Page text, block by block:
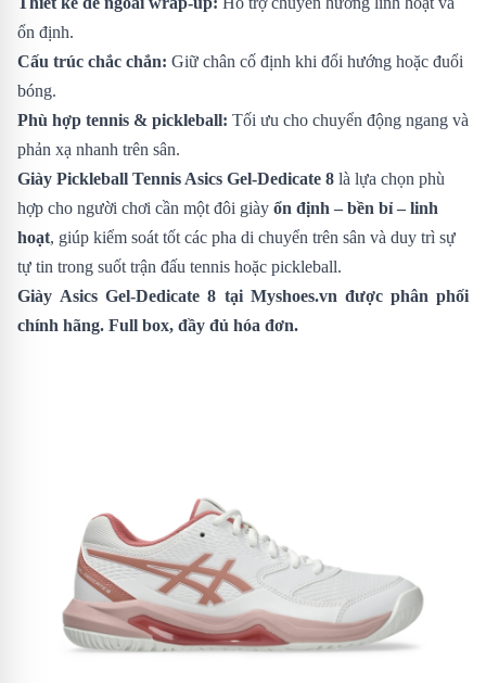
ổn định.
Cấu trúc chắc chắn: Giữ chân cố định khi đổi hướng hoặc đuổi
bóng.
Phù hợp tennis & pickleball: Tối ưu cho chuyển động ngang và
phản xạ nhanh trên sân.
Giày Pickleball Tennis Asics Gel-Dedicate 8 là lựa chọn phù
hợp cho người chơi cần một đôi giày ổn định – bền bỉ – linh
hoạt, giúp kiểm soát tốt các pha di chuyển trên sân và duy trì sự
tự tin trong suốt trận đấu tennis hoặc pickleball.
Giày Asics Gel-Dedicate 8 tại Myshoes.vn được phân phối
chính hãng. Full box, đầy đủ hóa đơn.